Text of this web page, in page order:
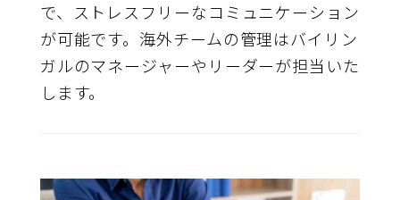
で、ストレスフリーなコミュニケーション
が可能です。海外チームの管理はバイリン
ガルのマネージャーやリーダーが担当いた
します。